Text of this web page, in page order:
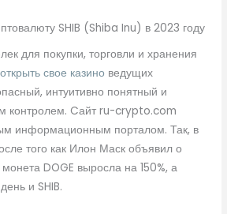
SHIB (Shiba Inu) в 2023 году
для покупки, торговли и хранения
свое казино ведущих
интуитивно понятный и
контролем. Cайт ru-crypto.com
информационным порталом. Так, в
того как Илон Маск объявил о
DOGE выросла на 150%, а
и SHIB.